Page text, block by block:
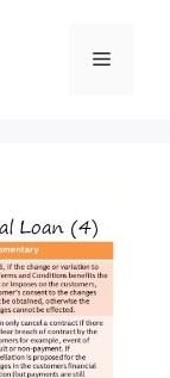
Menu